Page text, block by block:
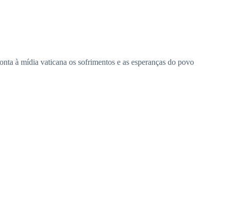
à mídia vaticana os sofrimentos e as esperanças do povo